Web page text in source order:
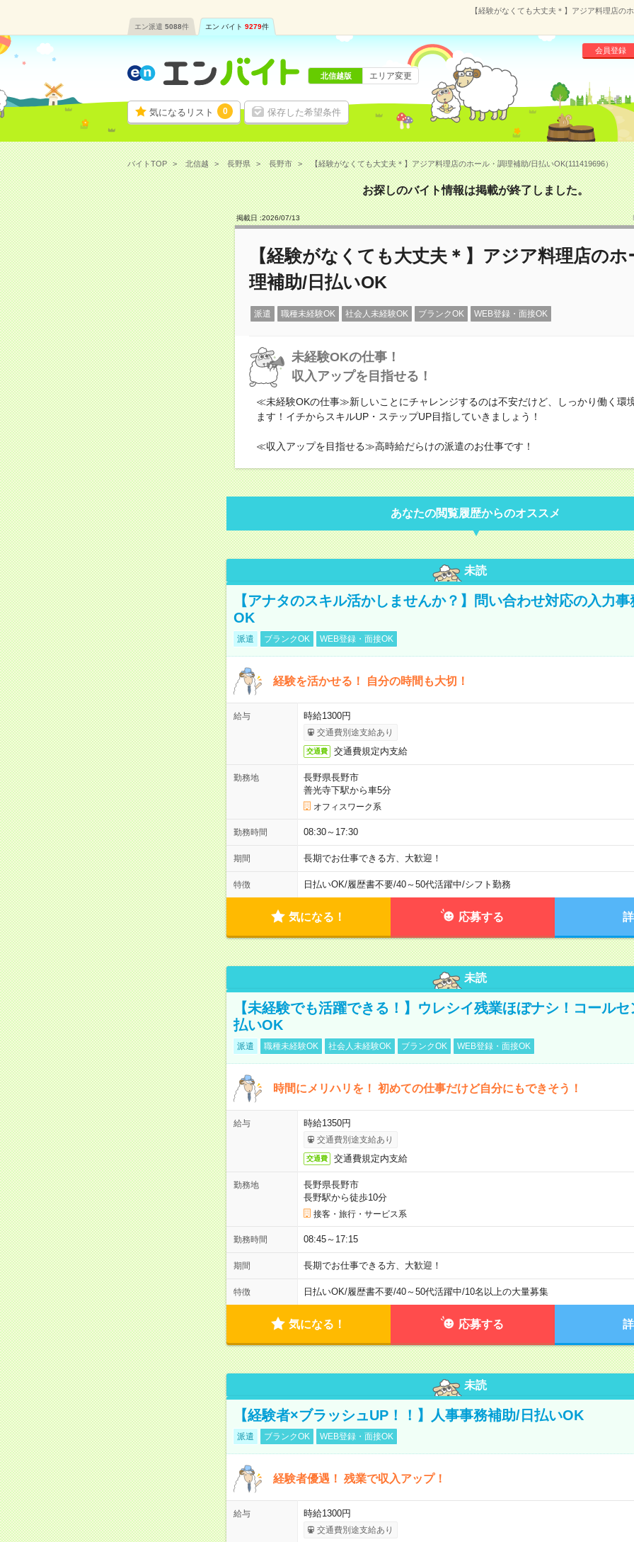
【経験がなくても大丈夫＊】アジア料理店の
エン派遣 5088件 エン バイト 9279件
気になるリスト 0 保存した希望条件
会員登録
北信越版 エリア変更
バイトTOP 北信越 長野県 長野市 【経験がなくても大丈夫＊】アジア料理店のホール・調理補助/日払いOK(111419696）
お探しのバイト情報は掲載が終了しました。
掲載日 :2026/07/13
【経験がなくても大丈夫＊】アジア料理店のホ
理補助/日払いOK
派遣 職種未経験OK 社会人未経験OK ブランクOK WEB登録・面接OK
未経験OKの仕事！
収入アップを目指せる！
≪未経験OKの仕事≫新しいことにチャレンジするのは不安だけど、しっかり働く環
ます！イチからスキルUP・ステップUP目指していきましょう！
≪収入アップを目指せる≫高時給だらけの派遣のお仕事です！
あなたの閲覧履歴からのオススメ
未読
【アナタのスキル活かしませんか？】問い合わせ対応の入力
OK
派遣 ブランクOK WEB登録・面接OK
経験を活かせる！ 自分の時間も大切！
給与 時給1300円
交通費別途支給あり
交通費 交通費規定内支給
勤務地
長野県長野市
善光寺下駅から車5分
オフィスワーク系
勤務時間 08:30～17:30
期間 長期でお仕事できる方、大歓迎！
特徴 日払いOK/履歴書不要/40～50代活躍中/シフト勤務
気になる！ 応募する
未読
【未経験でも活躍できる！】ウレシイ残業ほぼナシ！コール
払いOK
派遣 職種未経験OK 社会人未経験OK ブランクOK WEB登録・面接OK
時間にメリハリを！ 初めての仕事だけど自分にもできそう！
給与 時給1350円
交通費別途支給あり
交通費 交通費規定内支給
勤務地
長野県長野市
長野駅から徒歩10分
接客・旅行・サービス系
勤務時間 08:45～17:15
期間 長期でお仕事できる方、大歓迎！
特徴 日払いOK/履歴書不要/40～50代活躍中/10名以上の大量募集
気になる！ 応募する
未読
【経験者×ブラッシュUP！！】人事事務補助/日払いOK
派遣 ブランクOK WEB登録・面接OK
経験者優遇！ 残業で収入アップ！
給与 時給1300円
交通費別途支給あり